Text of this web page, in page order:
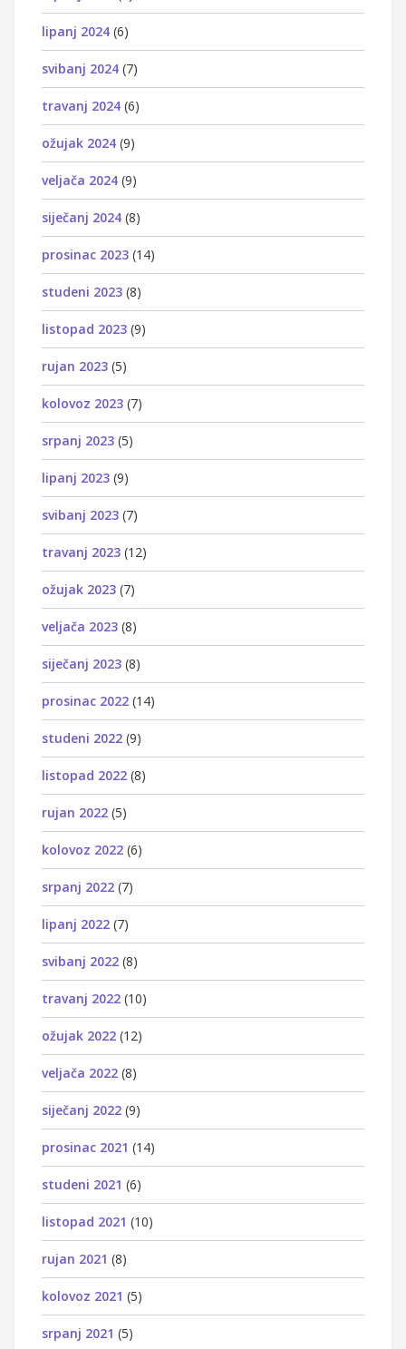
lipanj 2024 (6)
svibanj 2024 (7)
travanj 2024 (6)
ožujak 2024 (9)
veljača 2024 (9)
siječanj 2024 (8)
prosinac 2023 (14)
studeni 2023 (8)
listopad 2023 (9)
rujan 2023 (5)
kolovoz 2023 (7)
srpanj 2023 (5)
lipanj 2023 (9)
svibanj 2023 (7)
travanj 2023 (12)
ožujak 2023 (7)
veljača 2023 (8)
siječanj 2023 (8)
prosinac 2022 (14)
studeni 2022 (9)
listopad 2022 (8)
rujan 2022 (5)
kolovoz 2022 (6)
srpanj 2022 (7)
lipanj 2022 (7)
svibanj 2022 (8)
travanj 2022 (10)
ožujak 2022 (12)
veljača 2022 (8)
siječanj 2022 (9)
prosinac 2021 (14)
studeni 2021 (6)
listopad 2021 (10)
rujan 2021 (8)
kolovoz 2021 (5)
srpanj 2021 (5)